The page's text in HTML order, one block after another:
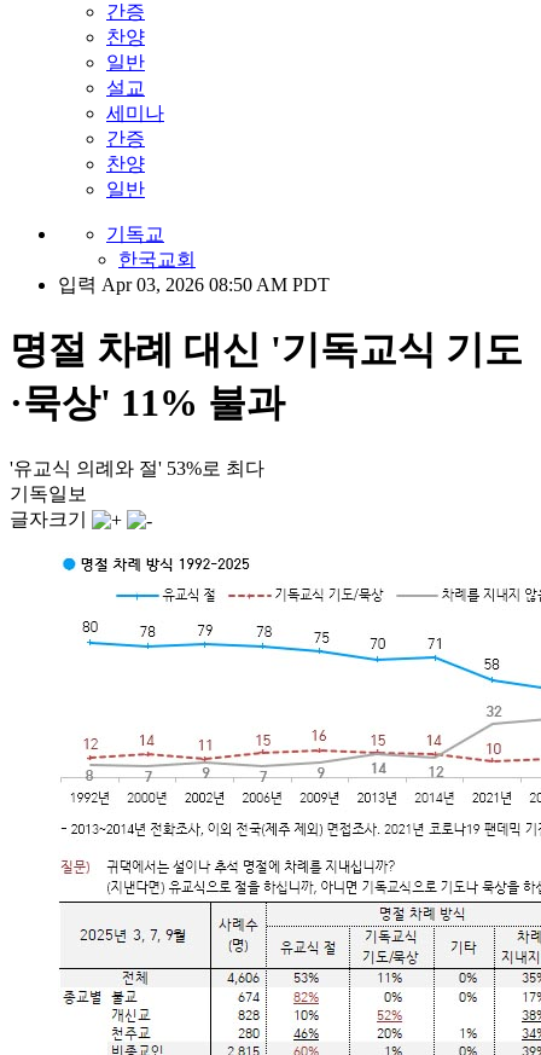
간증
찬양
일반
설교
세미나
간증
찬양
일반
기독교
한국교회
입력 Apr 03, 2026 08:50 AM PDT
명절 차례 대신 '기독교식 기도
·묵상' 11% 불과
'유교식 의례와 절' 53%로 최다
기독일보
글자크기